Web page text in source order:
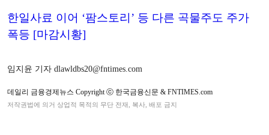
한일사료 이어 ‘팜스토리’ 등 다른 곡물주도 주가
폭등 [마감시황]
임지윤 기자 dlawldbs20@fntimes.com
데일리 금융경제뉴스 Copyright ⓒ 한국금융신문 & FNTIMES.com
저작권법에 의거 상업적 목적의 무단 전재, 복사, 배포 금지